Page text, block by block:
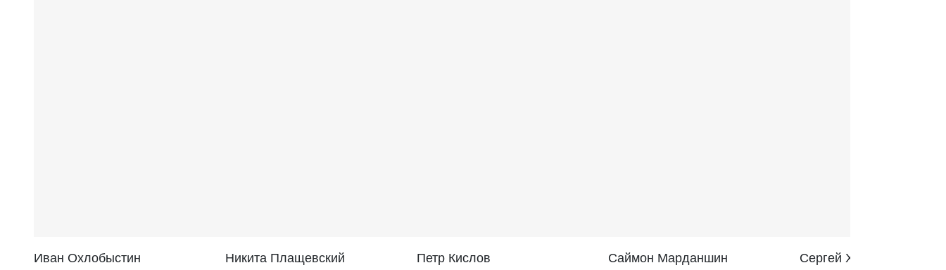
Иван Охлобыстин Никита Плащевский Петр Кислов Саймон Марданшин Сергей Харитонов